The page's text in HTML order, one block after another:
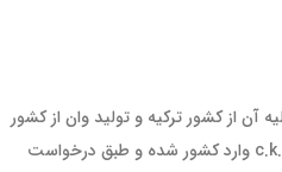
آن از کشور ترکیه و تولید وان از کشور
گرجستان می باشد. قطعات بصورت c.k.d وارد کشور شده و طبق درخواست